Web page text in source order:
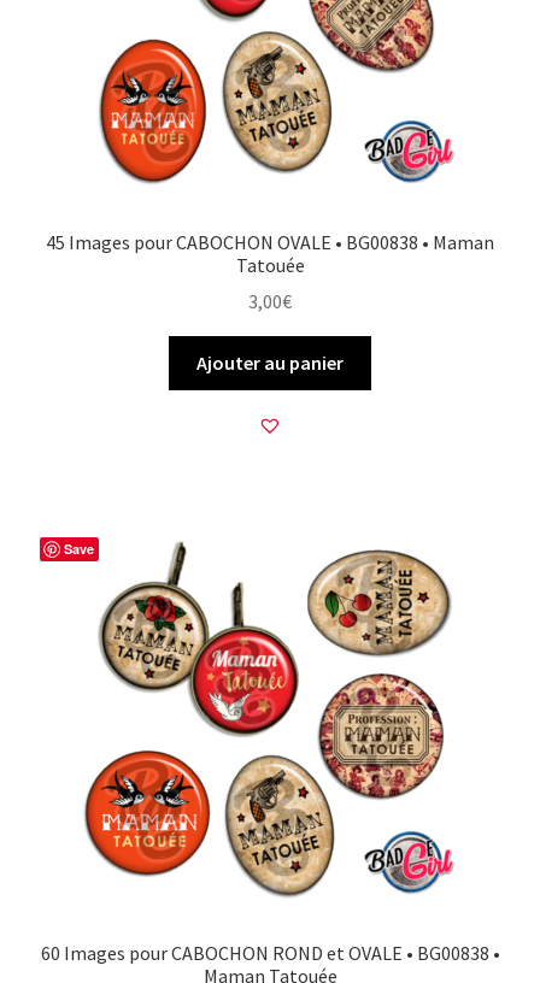
45 Images pour CABOCHON OVALE • BG00838 • Maman
Tatouée
3,00€
Ajouter au panier
Save
60 Images pour CABOCHON ROND et OVALE • BG00838 •
Maman Tatouée